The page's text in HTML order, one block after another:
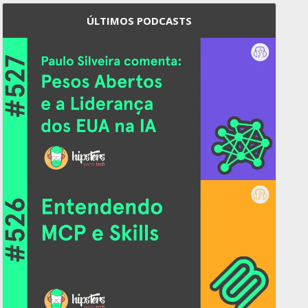
ÚLTIMOS PODCASTS